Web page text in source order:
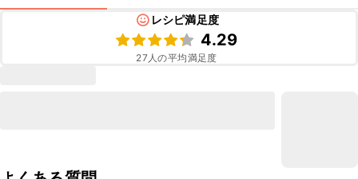
レシピ満足度
4.29
27 人の平均満足度